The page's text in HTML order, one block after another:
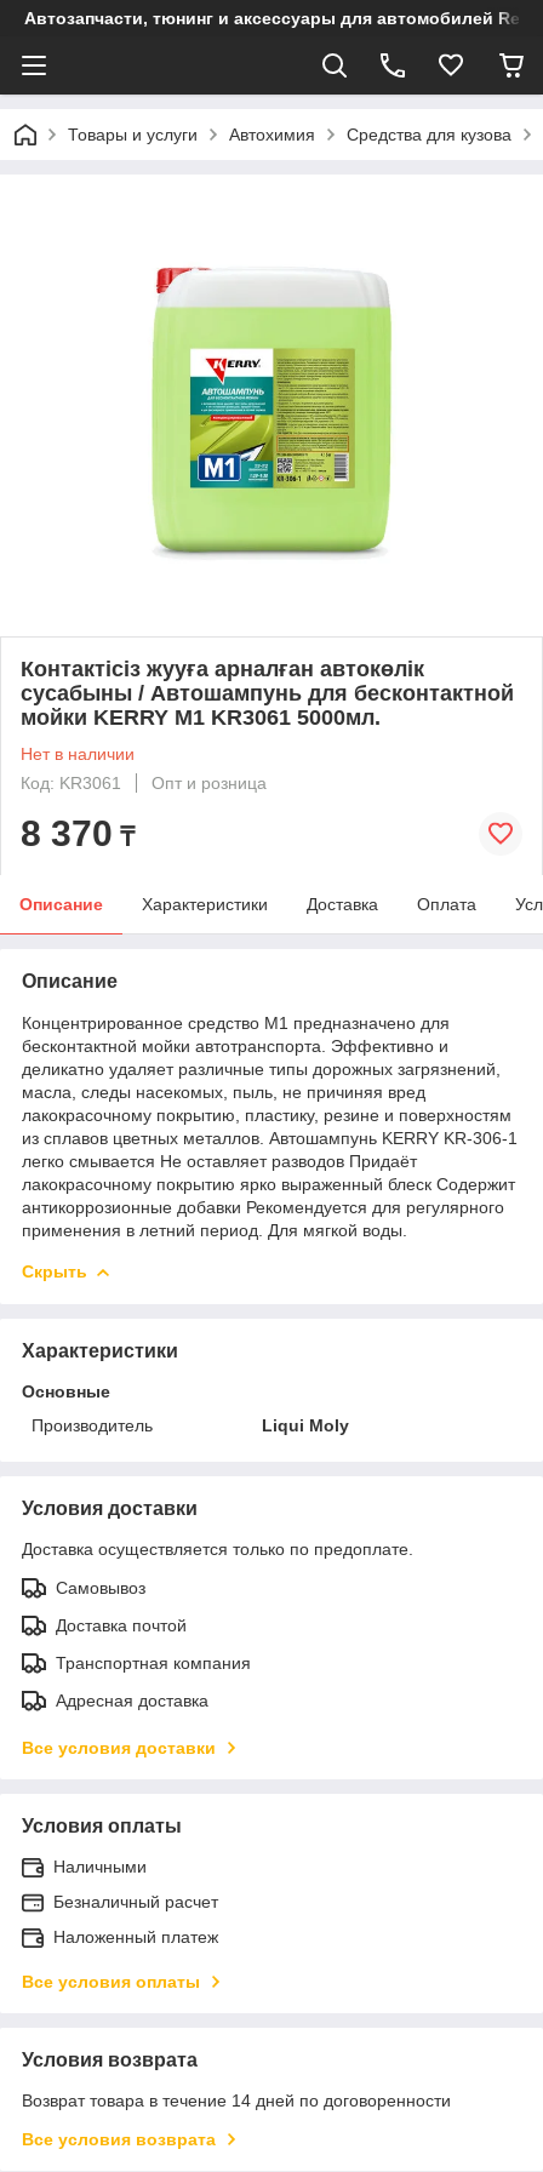
Автозапчасти, тюнинг и аксессуары для автомобилей
Товары и услуги Автохимия Средства для кузова
Контактісіз жууға арналған автокөлік
сусабыны / Автошампунь для бесконтактной
мойки KERRY M1 KR3061 5000мл.
Нет в наличии
Код: KR3061
Опт и розница
8 370 ₸
Описание Характеристики Доставка Оплата
Описание
Концентрированное средство М1 предназначено для
бесконтактной мойки автотранспорта. Эффективно и
деликатно удаляет различные типы дорожных загрязнений,
масла, следы насекомых, пыль, не причиняя вред
лакокрасочному покрытию, пластику, резине и поверхностям
из сплавов цветных металлов. Автошампунь KERRY KR-306-1
легко смывается Не оставляет разводов Придаёт
лакокрасочному покрытию ярко выраженный блеск Содержит
антикоррозионные добавки Рекомендуется для регулярного
применения в летний период. Для мягкой воды.
Скрыть
Характеристики
Основные
Производитель
Liqui Moly
Условия доставки
Доставка осуществляется только по предоплате.
Самовывоз
Доставка почтой
Транспортная компания
Адресная доставка
Все условия доставки
Условия оплаты
Наличными
Безналичный расчет
Наложенный платеж
Все условия оплаты
Условия возврата
Возврат товара в течение 14 дней по договоренности
Все условия возврата